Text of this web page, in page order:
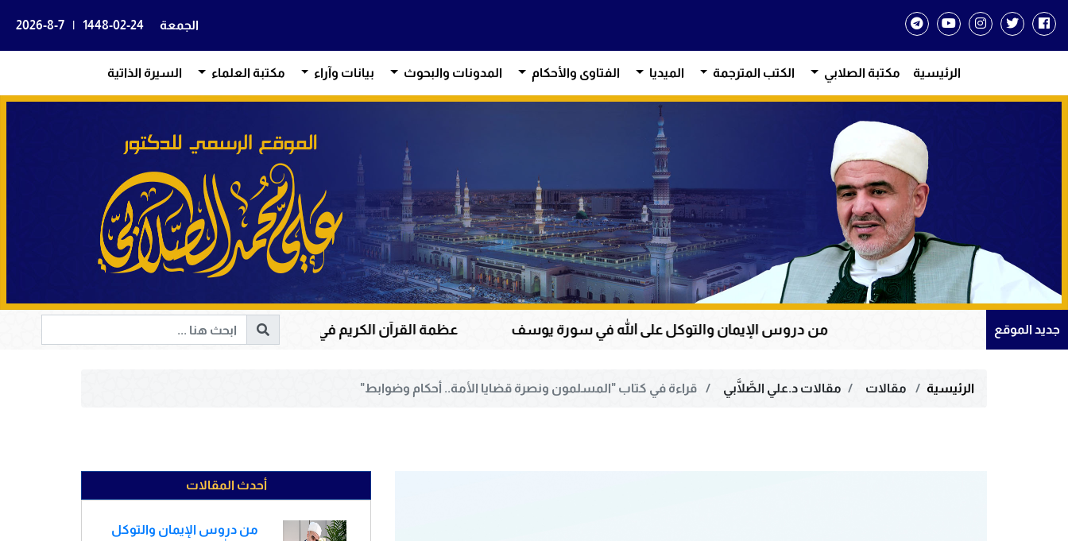
الجمعة 1448-02-24
|
2026-8-7
الرئيسية مكتبة الصلابي الكتب المترجمة الميديا الفتاوى والأحكام المدونات والبحوث بيانات وآراء مكتبة العلماء السيرة الذاتية
جديد الموقع من دروس الإيمان والتوكل على الله في سورة يوسف عظمة القرآن الكريم في هداية القلوب وإصلاح المجتمعات وقيادة الإنسانية إلى الحق والخير
الرئيسية مقالات مقالات د.علي الصَّلَّابي قراءة في كتاب "المسلمون ونصرة قضايا الأمة.. أحكام وضوابط"
أحدث المقالات
من دروس الإيمان والتوكل